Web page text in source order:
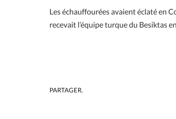
Les échauffourées avaient éclaté en
recevait l’équipe turque du Besiktas
PARTAGER.